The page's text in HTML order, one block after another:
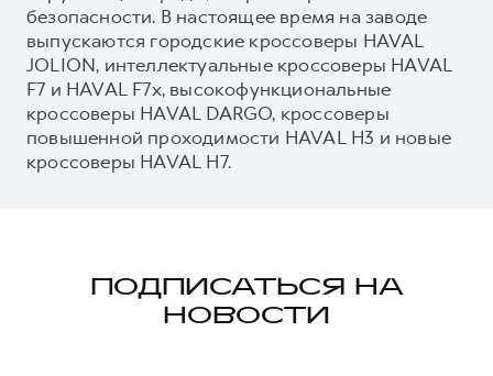
безопасности. В настоящее время на заводе
выпускаются городские кроссоверы HAVAL
JOLION, интеллектуальные кроссоверы HAVAL
F7 и HAVAL F7x, высокофункциональные
кроссоверы HAVAL DARGO, кроссоверы
повышенной проходимости HAVAL H3 и новые
кроссоверы HAVAL H7.
ПОДПИСАТЬСЯ НА
НОВОСТИ